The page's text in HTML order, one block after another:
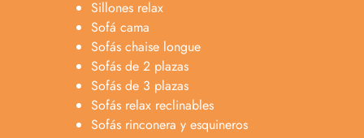
Sillones relax
Sofá cama
Sofás chaise longue
Sofás de 2 plazas
Sofás de 3 plazas
Sofás relax reclinables
Sofás rinconera y esquineros